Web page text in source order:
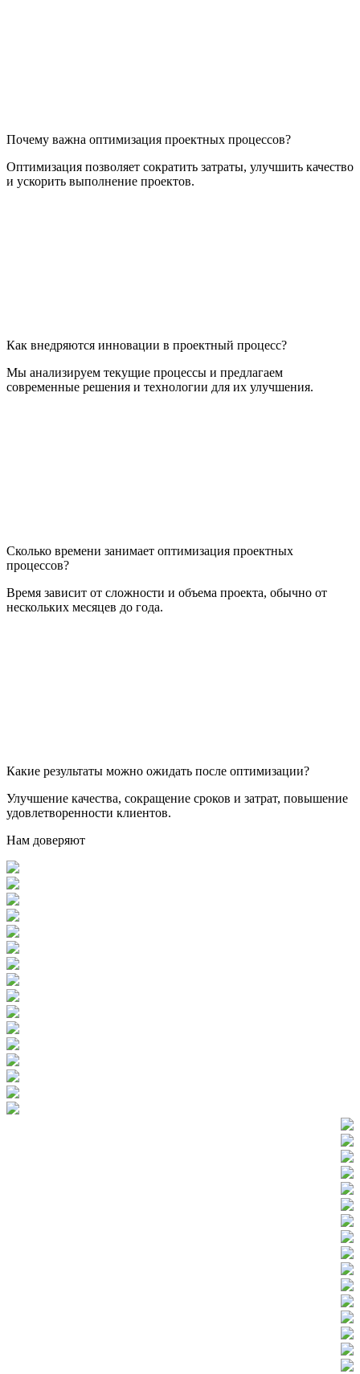
Почему важна оптимизация проектных процессов?
Оптимизация позволяет сократить затраты, улучшить качество
и ускорить выполнение проектов.
Как внедряются инновации в проектный процесс?
Мы анализируем текущие процессы и предлагаем
современные решения и технологии для их улучшения.
Сколько времени занимает оптимизация проектных
процессов?
Время зависит от сложности и объема проекта, обычно от
нескольких месяцев до года.
Какие результаты можно ожидать после оптимизации?
Улучшение качества, сокращение сроков и затрат, повышение
удовлетворенности клиентов.
Нам доверяют